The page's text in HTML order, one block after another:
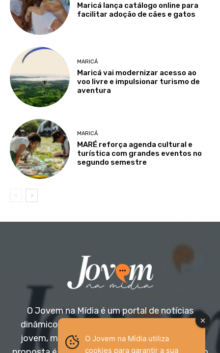
Maricá lança catálogo online para
facilitar adoção de cães e gatos
MARICÁ
Maricá vai modernizar acesso ao
voo livre e impulsionar turismo de
aventura
MARICÁ
MARÉ reforça agenda cultural e
turística com grandes eventos no
segundo semestre
O Jovem na Mídia é um portal de notícias
dinâmico e acessível, voltado para o público
jovem, mas aberto a todas as idades. Nossa
O Jovem na Mídia utiliza
cookies para garantir a sua